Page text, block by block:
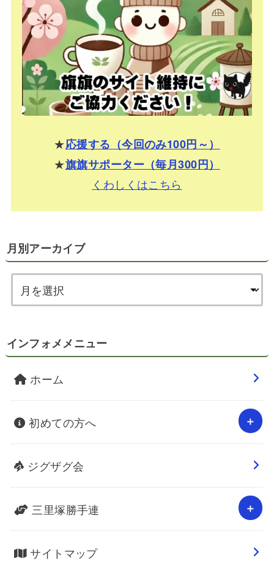
★応援する（今回のみ100円～）
★旗旗サポーター（毎月300円）
くわしくはこちら
月別アーカイブ
インフォメメニュー
ホーム
初めての方へ
ジグザグ会
三里塚勝手連
サイトマップ